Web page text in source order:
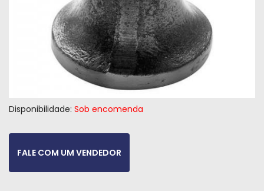
Construção
Materiais
Hidráulicos
Pneumáticos
e
Disponibilidade: Sob encomenda
FALE COM UM VENDEDOR